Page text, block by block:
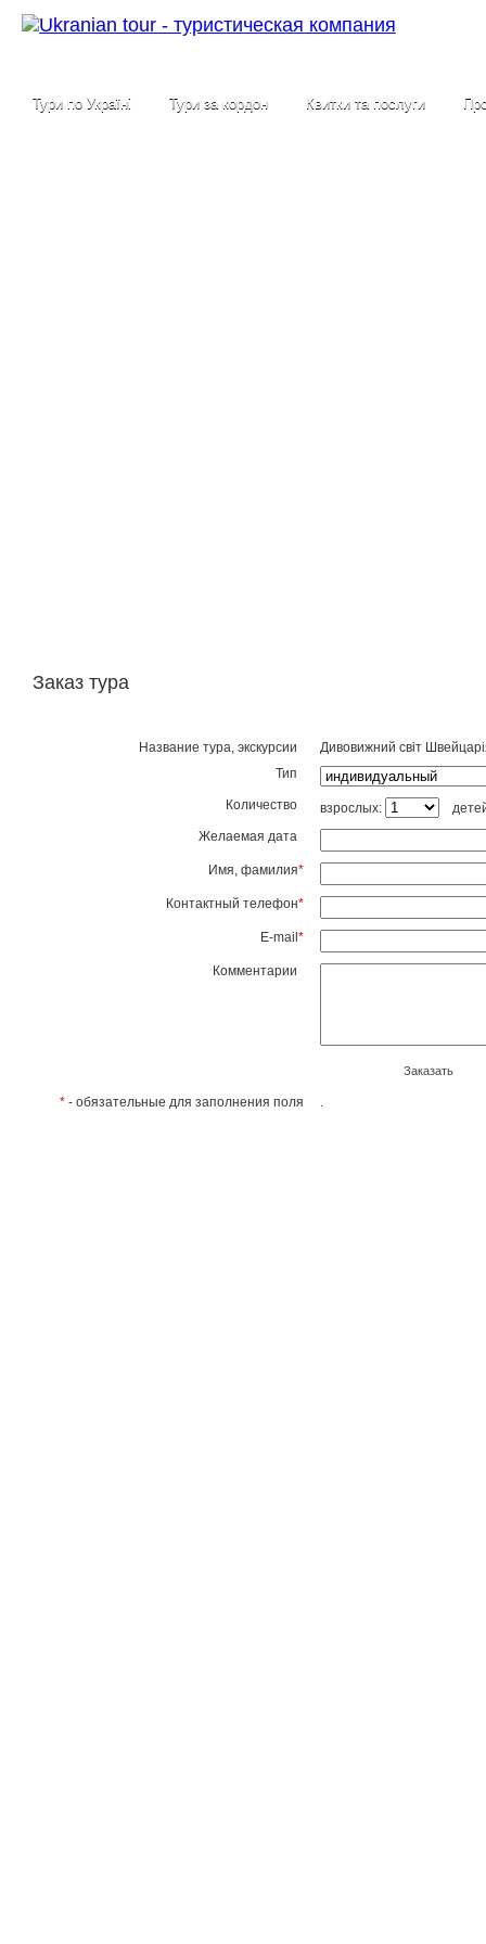
Тури по Україні Тури за кордон Квитки та послуги
Заказ тура
Название тура, экскурсии
Дивовижний світ
Тип
Количество взрослых:
Желаемая дата
Имя, фамилия*
Контактный телефон*
E-mail *
Комментарии
Заказать
* - обязательные для заполнения поля .